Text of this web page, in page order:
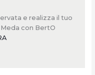
e realizza il tuo
con BertO